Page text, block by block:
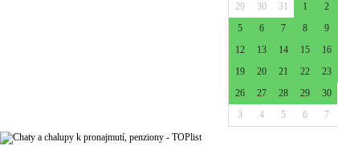
29 30 31 1 2
5
6 7 8 9
12
13 14 15 16
19
20 21 22 23
26
27 28 29 30
3
4 5 6 7